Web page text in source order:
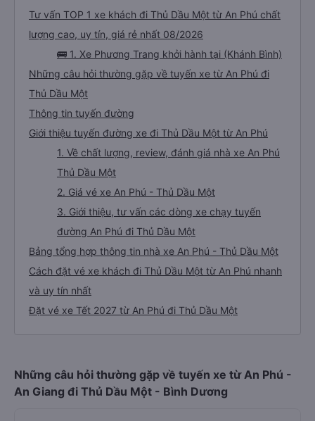
Tư vấn TOP 1 xe khách đi Thủ Dầu Một từ An Phú chất
lượng cao, uy tín, giá rẻ nhất 08/2026
🚌 1. Xe Phương Trang khởi hành tại (Khánh Bình)
Những câu hỏi thường gặp về tuyến xe từ An Phú đi
Thủ Dầu Một
Thông tin tuyến đường
Giới thiệu tuyến đường xe đi Thủ Dầu Một từ An Phú
1. Về chất lượng, review, đánh giá nhà xe An Phú
Thủ Dầu Một
2. Giá vé xe An Phú - Thủ Dầu Một
3. Giới thiệu, tư vấn các dòng xe chạy tuyến
đường An Phú đi Thủ Dầu Một
Bảng tổng hợp thông tin nhà xe An Phú - Thủ Dầu Một
Cách đặt vé xe khách đi Thủ Dầu Một từ An Phú nhanh
và uy tín nhất
Đặt vé xe Tết 2027 từ An Phú đi Thủ Dầu Một
Những câu hỏi thường gặp về tuyến xe từ An Phú -
An Giang đi Thủ Dầu Một - Bình Dương